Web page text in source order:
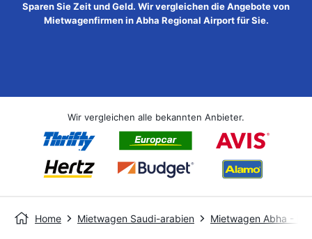
Sparen Sie Zeit und Geld. Wir vergleichen die Angebote von
Mietwagenfirmen in Abha Regional Airport für Sie.
Wir vergleichen alle bekannten Anbieter.
Home Mietwagen Saudi-arabien Mietwagen Abha -